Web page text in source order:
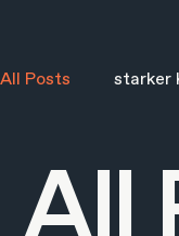
All Posts starker